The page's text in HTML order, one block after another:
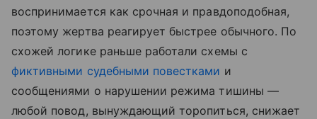
воспринимается как срочная и правдоподобная,
поэтому жертва реагирует быстрее обычного. По
схожей логике раньше работали схемы с
фиктивными судебными повестками и
сообщениями о нарушении режима тишины —
любой повод, вынуждающий торопиться, снижает